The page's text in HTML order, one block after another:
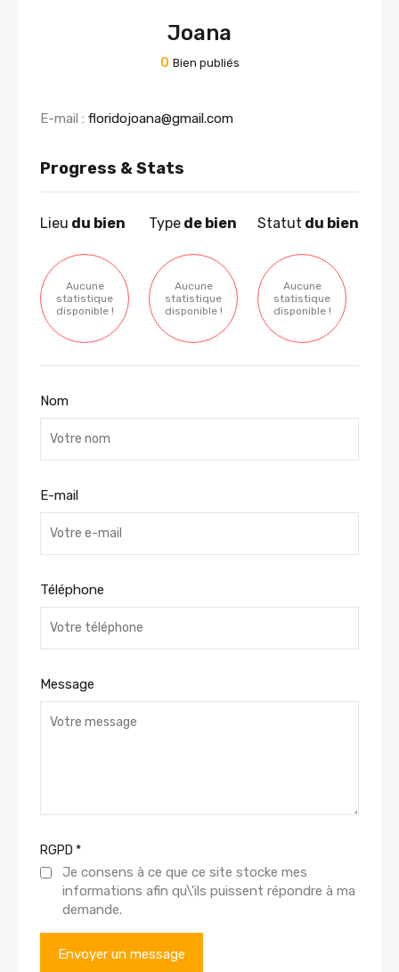
Joana
0 Bien publiés
E-mail : floridojoana@gmail.com
Progress & Stats
Lieu du bien
Aucune
statistique
disponible !
Type de bien
Aucune
statistique
disponible !
Statut du bien
Aucune
statistique
disponible !
Nom
E-mail
Téléphone
Message
RGPD *
Je consens à ce que ce site stocke mes
informations afin qu\'ils puissent répondre à ma
demande.